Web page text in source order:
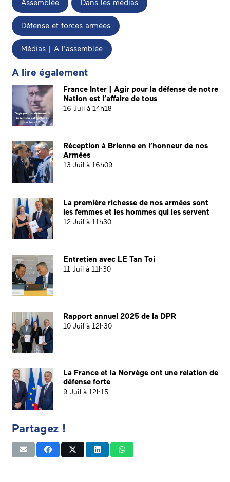
Assemblée Dans les médias
Défense et forces armées
Médias | A l’assemblée
A lire également
France Inter | Agir pour la défense de notre
Nation est l’affaire de tous
16 Juil à 14h18
Réception à Brienne en l’honneur de nos
Armées
13 Juil à 16h09
La première richesse de nos armées sont
les femmes et les hommes qui les servent
12 Juil à 11h30
Entretien avec LE Tan Toi
11 Juil à 11h30
Rapport annuel 2025 de la DPR
10 Juil à 12h30
La France et la Norvège ont une relation de
défense forte
9 Juil à 12h15
Partagez !